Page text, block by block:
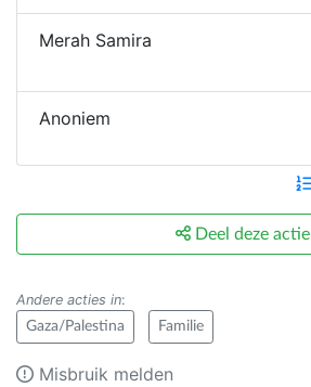
Merah Samira
Anoniem
Deel deze actie
Andere acties in:
Gaza/Palestina Familie
Misbruik melden